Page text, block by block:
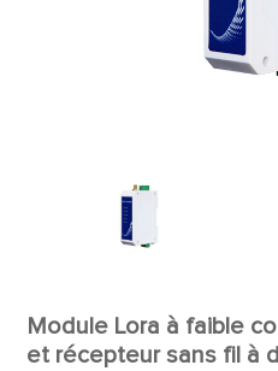
Module Lora à faible
et récepteur sans fil à